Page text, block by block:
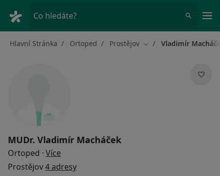
Co hledáte?
Hlavní Stránka Ortoped Prostějov Změna města
Vladimír
MUDr. Vladimír Macháček
Ortoped · Více
Prostějov4 adresy